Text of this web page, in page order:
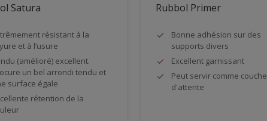
Satura
résistant à la
et à l’usure
(amélioré) excellent.
un bel arrondi tendu et
surface égale
rétention de la
Rubbol Primer
Bonne adhésion sur des
supports divers
Excellent garnissant
Peut servir comme couche
d'attente